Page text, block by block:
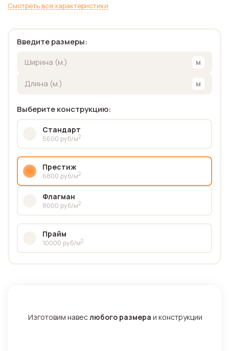
Введите размеры:
Выберите конструкцию:
Стандарт
5600 руб/м2
Престиж
6800 руб/м2
Флагман
8000 руб/м2
Прайм
10000 руб/м2
Смотреть все характеристики
Изготовим навеслюбого размера и конструкции